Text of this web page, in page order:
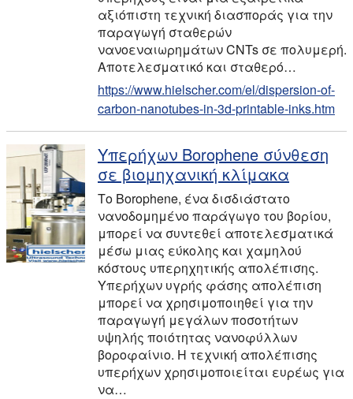
αξιόπιστη τεχνική διασποράς για την
παραγωγή σταθερών
νανοεναιωρημάτων CNTs σε πολυμερή.
Αποτελεσματικό και σταθερό…
https://www.hielscher.com/el/dispersion-of-
carbon-nanotubes-in-3d-printable-inks.htm
Υπερήχων Borophene σύνθεση
σε βιομηχανική κλίμακα
Το Borophene, ένα δισδιάστατο
νανοδομημένο παράγωγο του βορίου,
μπορεί να συντεθεί αποτελεσματικά
μέσω μιας εύκολης και χαμηλού
κόστους υπερηχητικής απολέπισης.
Υπερήχων υγρής φάσης απολέπιση
μπορεί να χρησιμοποιηθεί για την
παραγωγή μεγάλων ποσοτήτων
υψηλής ποιότητας νανοφύλλων
βοροφαίνιο. Η τεχνική απολέπισης
υπερήχων χρησιμοποιείται ευρέως για
να…